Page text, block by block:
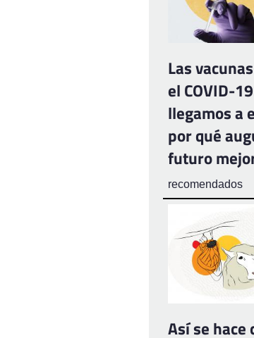
Las
el COVID-
llegamos a
por qué
futuro
recomendados
Así se hace